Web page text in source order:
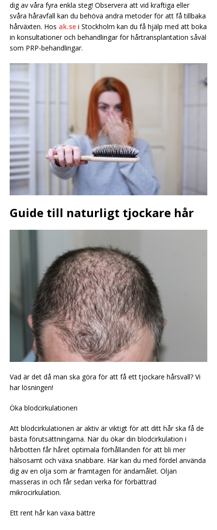
dig av våra fyra enkla steg! Observera att vid kraftiga eller
svåra håravfall kan du behöva andra metoder för att få tillbaka
hårväxten. Hos ak.se i Stockholm kan du få hjälp med att boka
in konsultationer och behandlingar för hårtransplantation såväl
som PRP-behandlingar.
Guide till naturligt tjockare hår
Vad är det då man ska göra för att få ett tjockare hårsvall? Vi
har lösningen!
Öka blodcirkulationen
Att blodcirkulationen är aktiv är viktigt för att ditt hår ska få de
bästa förutsättningarna. När du ökar din blodcirkulation i
hårbotten får håret optimala förhållanden för att bli mer
hälsosamt och växa snabbare. Här kan du med fördel använda
dig av en olja som är framtagen för ändamålet. Oljan
masseras in och får sedan verka för förbättrad
mikrocirkulation.
Ett rent hår kan växa bättre